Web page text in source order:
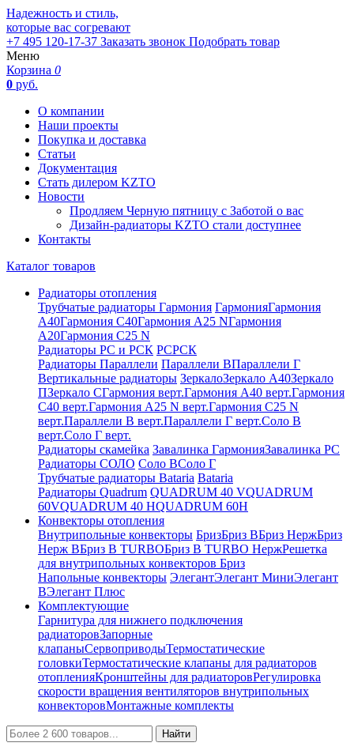
Надежность и стиль,
которые вас согревают
+7 495 120-17-37 Заказать звонок Подобрать товар
Меню
Корзина 0
0 руб.
О компании
Наши проекты
Покупка и доставка
Статьи
Документация
Стать дилером KZTO
Новости
Продляем Черную пятницу с Заботой о вас
Дизайн-радиаторы KZTO стали доступнее
Контакты
Каталог товаров
Радиаторы отопления
Трубчатые радиаторы Гармония ГармонияГармония
А40Гармония С40Гармония А25 NГармония
А20Гармония С25 N
Радиаторы РС и РСК РСРСК
Радиаторы Параллели Параллели ВПараллели Г
Вертикальные радиаторы ЗеркалоЗеркало А40Зеркало
ПЗеркало СГармония верт.Гармония А40 верт.Гармония
С40 верт.Гармония А25 N верт.Гармония С25 N
верт.Параллели В верт.Параллели Г верт.Соло В
верт.Соло Г верт.
Радиаторы скамейка Завалинка ГармонияЗавалинка РС
Радиаторы СОЛО Соло ВСоло Г
Трубчатые радиаторы Bataria Bataria
Радиаторы Quadrum QUADRUM 40 VQUADRUM
60VQUADRUM 40 HQUADRUM 60H
Конвекторы отопления
Внутрипольные конвекторы БризБриз ВБриз НержБриз
Нерж ВБриз В TURBOБриз В TURBO НержРешетка
для внутрипольных конвекторов Бриз
Напольные конвекторы ЭлегантЭлегант МиниЭлегант
ВЭлегант Плюс
Комплектующие
Гарнитура для нижнего подключения
радиаторовЗапорные
клапаныСервоприводыТермостатические
головкиТермостатические клапаны для радиаторов
отопленияКронштейны для радиаторовРегулировка
скорости вращения вентиляторов внутрипольных
конвекторовМонтажные комплекты
Найти